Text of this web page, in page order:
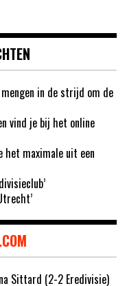
mengen in de strijd om de
vind je bij het online
het maximale uit een
Sittard (2-2 Eredivisie)